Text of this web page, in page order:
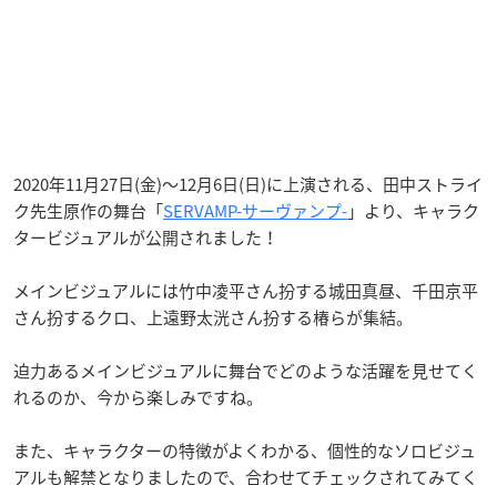
2020年11月27日(金)～12月6日(日)に上演される、田中ストライ
ク先生原作の舞台「SERVAMP-サーヴァンプ-」より、キャラク
タービジュアルが公開されました！
メインビジュアルには竹中凌平さん扮する城田真昼、千田京平
さん扮するクロ、上遠野太洸さん扮する椿らが集結。
迫力あるメインビジュアルに舞台でどのような活躍を見せてく
れるのか、今から楽しみですね。
また、キャラクターの特徴がよくわかる、個性的なソロビジュ
アルも解禁となりましたので、合わせてチェックされてみてく